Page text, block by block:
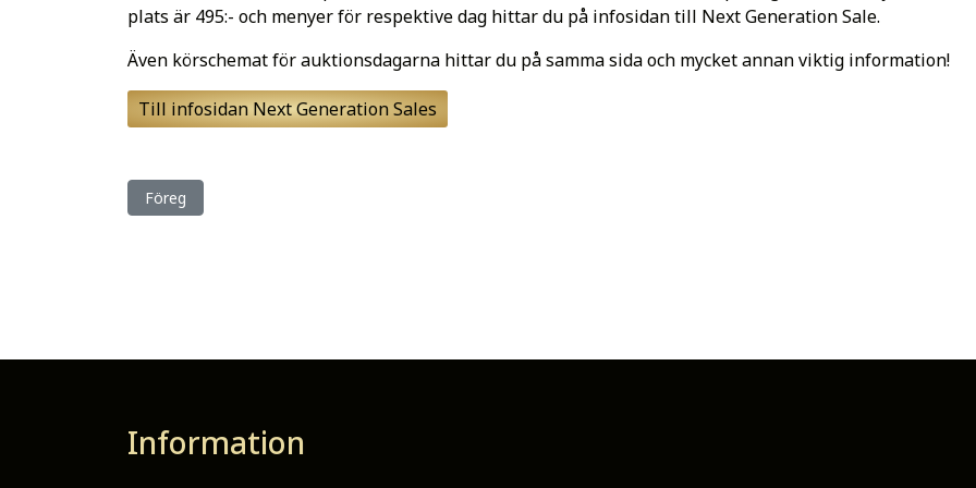
plats är 495:- och menyer för respektive dag hittar du på infosidan till Next Generation Sale.
Även körschemat för auktionsdagarna hittar du på samma sida och mycket annan viktig information!
Till infosidan Next Generation Sales
Föregående artikel: Snart dags för andra dagen av Next Generation Sale!
Föreg
Information